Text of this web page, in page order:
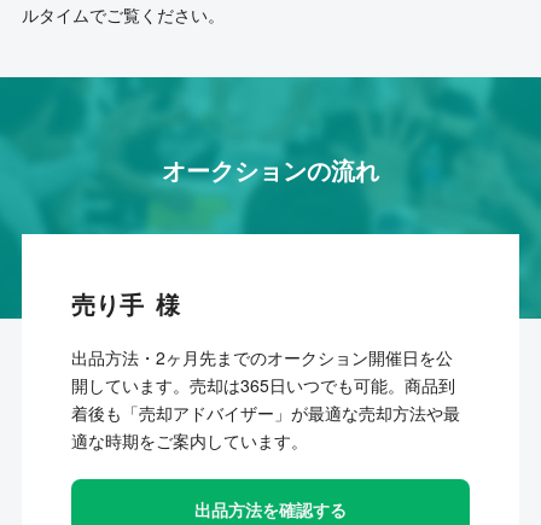
ルタイムでご覧ください。
オークションの流れ
売り手
出品方法・2ヶ月先までのオークション開催日を公
開しています。売却は365日いつでも可能。商品到
着後も「売却アドバイザー」が最適な売却方法や最
適な時期をご案内しています。
出品方法を確認する